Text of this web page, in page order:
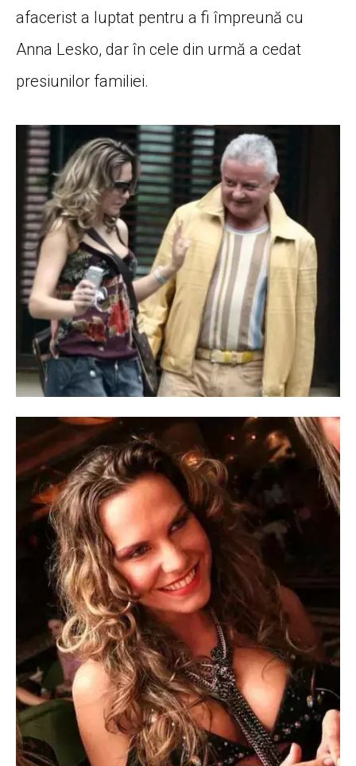
afacerist a luptat pentru a fi împreună cu
Anna Lesko, dar în cele din urmă a cedat
presiunilor familiei.